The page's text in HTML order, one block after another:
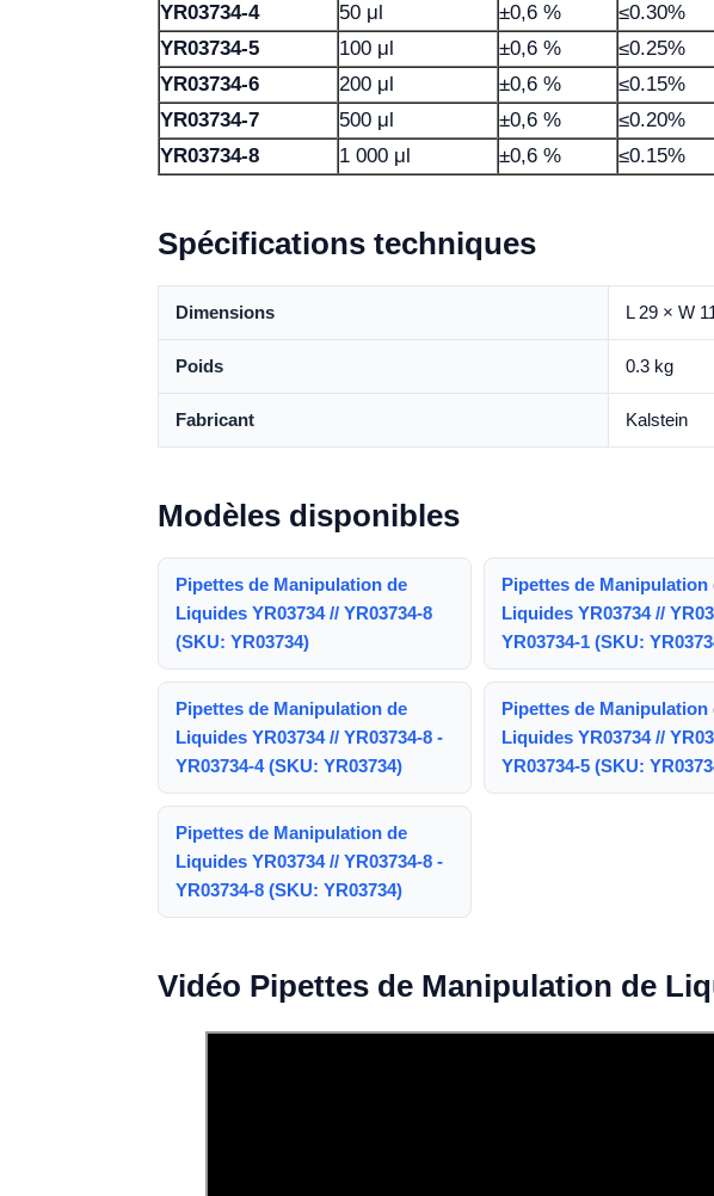
YR03734-4
50 μl ±0,6 %
≤0.30%
YR03734-5
100 μl ±0,6 %
≤0.25%
YR03734-6
200 μl ±0,6 %
≤0.15%
YR03734-7
500 μl ±0,6 %
≤0.20%
YR03734-8
1 000 μl ±0,6 % ≤0.15%
Spécifications techniques
Dimensions L 29 × W
Poids 0.3 kg
Fabricant Kalstein
Modèles disponibles
Pipettes de Manipulation de
Liquides YR03734 // YR03734-8
(SKU: YR03734)
Pipettes de Manipulation
Liquides YR03734 //
YR03734-1 (SKU:
Pipettes de Manipulation de
Liquides YR03734 // YR03734-8 -
YR03734-4 (SKU: YR03734)
Pipettes de Manipulation
Liquides YR03734 //
YR03734-5 (SKU:
Pipettes de Manipulation de
Liquides YR03734 // YR03734-8 -
YR03734-8 (SKU: YR03734)
Vidéo Pipettes de Manipulation de